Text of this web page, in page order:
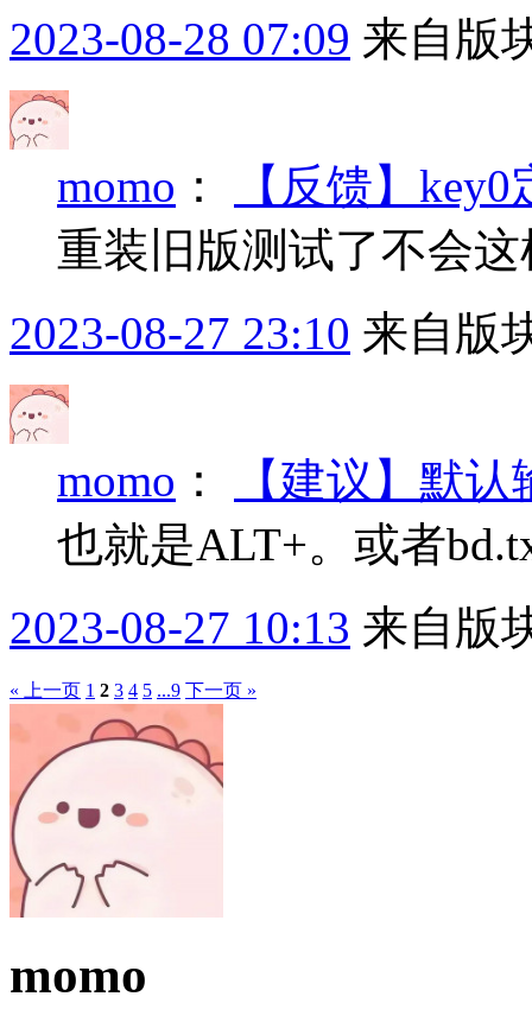
2023-08-28 07:09 来自版
momo ：
【反馈】
重装旧版测试了不会这
2023-08-27 23:10 来自版
momo ：
【建议】默
也就是ALT+。或者
2023-08-27 10:13 来自版
« 上一页 1 2 3 4 5 ...9 下一页 »
momo